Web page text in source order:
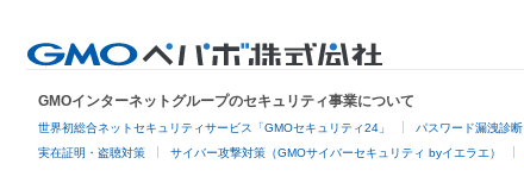
GMOインターネットグループのセキュリティ事業について
世界初総合ネットセキュリティサービス「GMOセキュリティ24」 パスワード漏洩診断
実在証明・盗聴対策 サイバー攻撃対策（GMOサイバーセキュリティ byイエラエ）